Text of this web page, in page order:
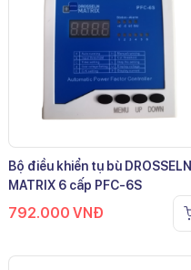
Bộ điều khiển tụ bù DROSSELN
MATRIX 6 cấp PFC-6S
792.000 VNĐ